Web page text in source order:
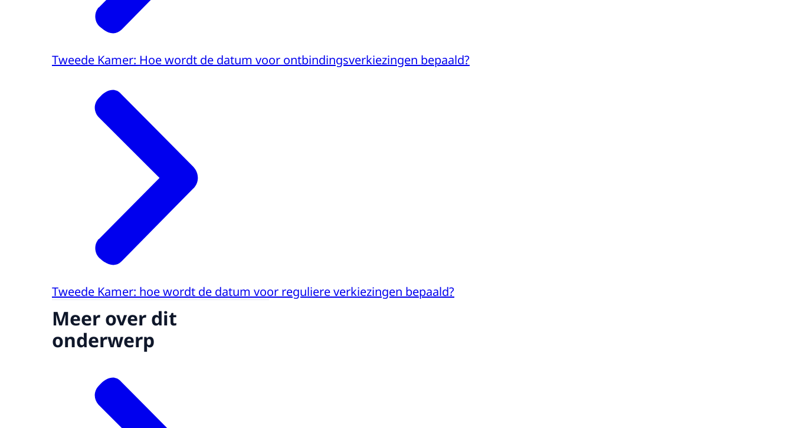
Tweede Kamer: Hoe wordt de datum voor ontbindingsverkiezingen bepaald?
Tweede Kamer: hoe wordt de datum voor reguliere verkiezingen bepaald?
Meer over dit
onderwerp